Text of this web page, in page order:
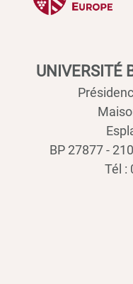
UNIVERSITÉ
BP 27877 -
Tél :